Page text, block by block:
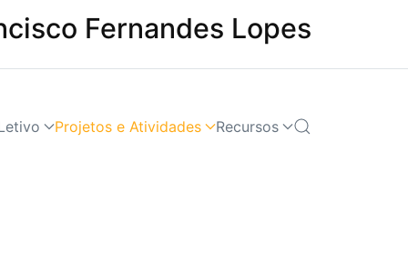
Fernandes Lopes
Projetos e Atividades Recursos